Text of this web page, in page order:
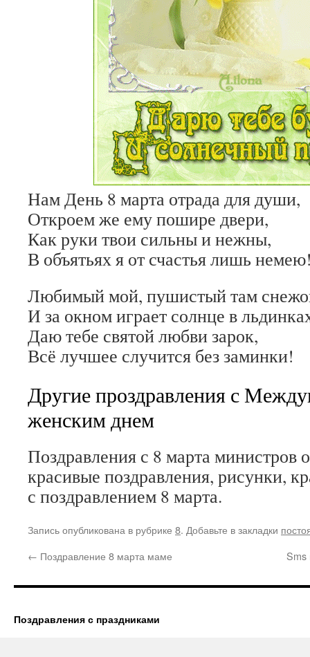
Нам День 8 марта отрада для души,
Откроем же ему пошире двери,
Как руки твои сильны и нежны,
В объятьях я от счастья лишь
Любимый мой, пушистый там
И за окном играет солнце в
Даю тебе святой любви зарок,
Всё лучшее случится без заминки!
Другие проздравления с
женским днем
Поздравления с 8 марта министров
красивые поздравления, рисунки,
с поздравлением 8 марта.
Запись опубликована в рубрике 8. Добавьте в закладки
← Поздравление 8 марта маме Sms
Поздравления с праздниками